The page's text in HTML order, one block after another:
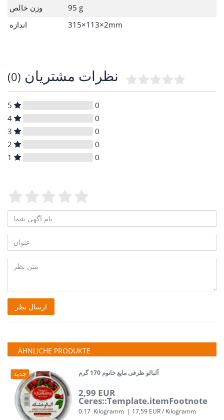
وزن خالص
95 g
اندازه
315×113×2mm
نظرات مشتریان (0)
5
0
4
0
3
0
2
0
1
0
Feedback::Feedback.feedbackTextLegend
نام
آگهی
شما
Feedback::Feedback.honeypotLabel
عنوان
متن
نظرارسال نظر
ÄHNLICHE PRODUKTE
جدید آلبالو ظرفی مایع خانوم 170 گرم
2,99 EUR
Ceres::Template.itemFootnote
0.17 Kilogramm | 17,59 EUR / Kilogramm